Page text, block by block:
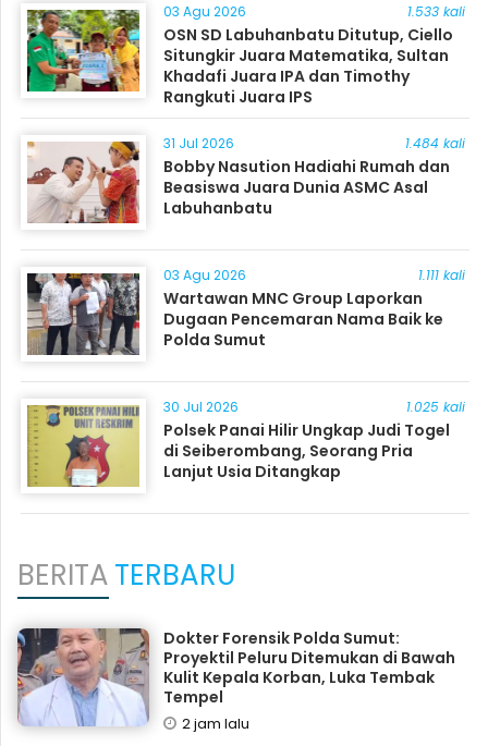
03 Agu 2026 1.533 kali
OSN SD Labuhanbatu Ditutup, Ciello
Situngkir Juara Matematika, Sultan
Khadafi Juara IPA dan Timothy
Rangkuti Juara IPS
31 Jul 2026 1.484 kali
Bobby Nasution Hadiahi Rumah dan
Beasiswa Juara Dunia ASMC Asal
Labuhanbatu
03 Agu 2026 1.111 kali
Wartawan MNC Group Laporkan
Dugaan Pencemaran Nama Baik ke
Polda Sumut
30 Jul 2026 1.025 kali
Polsek Panai Hilir Ungkap Judi Togel
di Seiberombang, Seorang Pria
Lanjut Usia Ditangkap
BERITATERBARU
Dokter Forensik Polda Sumut:
Proyektil Peluru Ditemukan di Bawah
Kulit Kepala Korban, Luka Tembak
Tempel
2 jam lalu